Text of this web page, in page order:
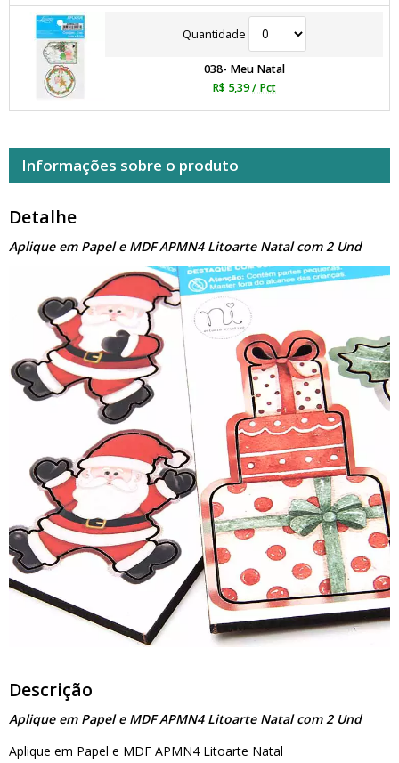
Quantidade
038- Meu Natal
R$ 5,39/ Pct
Informações sobre o produto
Detalhe
Aplique em Papel e MDF APMN4 Litoarte Natal com 2 Und
Descrição
Aplique em Papel e MDF APMN4 Litoarte Natal com 2 Und
Aplique em Papel e MDF APMN4 Litoarte Natal